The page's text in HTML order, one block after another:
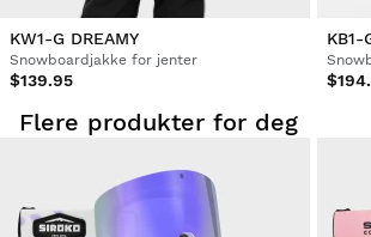
Verifisert kunde
Elena Hrčková
Flotte googles, de ser fantastiske ut og
hjelmen, veldig fornøyd.
Var denne anmeldelsen hjelpsom?
KW1-G DREAMY
Snowboardjakke for jenter
$139.95
KB1-
Flere produkter for deg